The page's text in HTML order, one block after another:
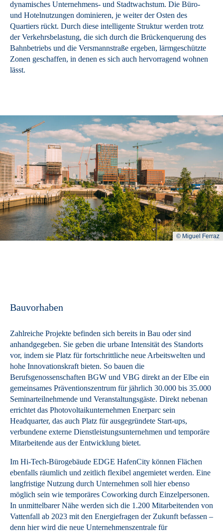
dynamisches Unternehmens- und Stadtwachstum. Die Büro-
und Hotelnutzungen dominieren, je weiter der Osten des
Quartiers rückt. Durch diese intelligente Struktur werden trotz
der Verkehrsbelastung, die sich durch die Brückenquerung des
Bahnbetriebs und die Versmannstraße ergeben, lärmgeschützte
Zonen geschaffen, in denen es sich auch hervorragend wohnen
lässt.
© Miguel Ferraz
Bauvorhaben
Zahlreiche Projekte befinden sich bereits in Bau oder sind
anhandgegeben. Sie geben die urbane Intensität des Standorts
vor, indem sie Platz für fortschrittliche neue Arbeitswelten und
hohe Innovationskraft bieten. So bauen die
Berufsgenossenschaften BGW und VBG direkt an der Elbe ein
gemeinsames Präventionszentrum für jährlich 30.000 bis 35.000
Seminarteilnehmende und Veranstaltungsgäste. Direkt nebenan
errichtet das Photovoltaikunternehmen Enerparc sein
Headquarter, das auch Platz für ausgegründete Start-ups,
verbundene externe Dienstleistungsunternehmen und temporäre
Mitarbeitende aus der Entwicklung bietet.
Im Hi-Tech-Bürogebäude EDGE HafenCity können Flächen
ebenfalls räumlich und zeitlich flexibel angemietet werden. Eine
langfristige Nutzung durch Unternehmen soll hier ebenso
möglich sein wie temporäres Coworking durch Einzelpersonen.
In unmittelbarer Nähe werden sich die 1.200 Mitarbeitenden von
Vattenfall ab 2023 mit den Energiefragen der Zukunft befassen –
denn hier wird die neue Unternehmenszentrale für